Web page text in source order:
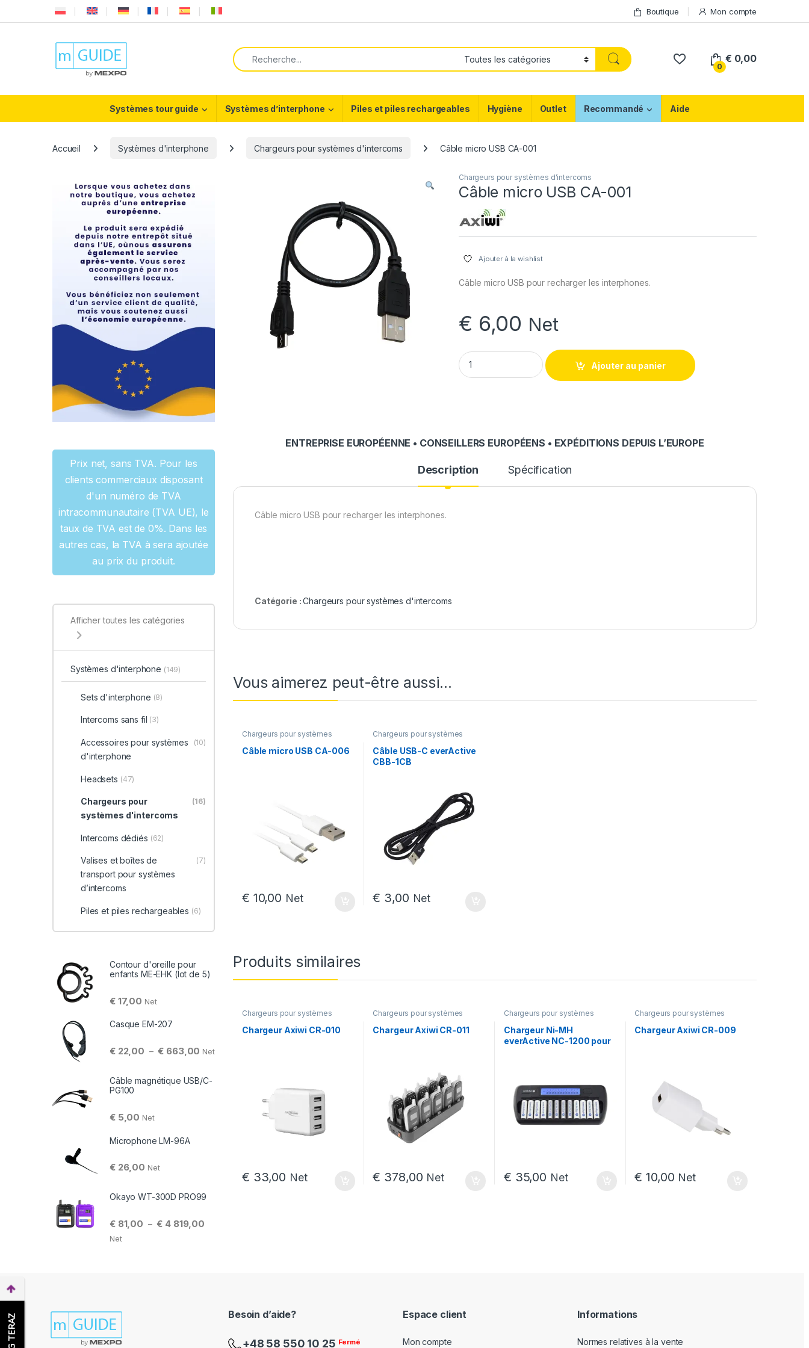
Boutique Mon compte
Search for:
0
€ 0,00
Systèmes tour guide Systèmes d’interphone Piles et piles rechargeables Hygiène Outlet Recommandé Aide
Accueil Systèmes d'interphone Chargeurs pour systèmes d'intercoms Câble micro USB CA-001
Chargeurs pour systèmes d'intercoms
Câble micro USB CA-001
Ajouter à la wishlist
Câble micro USB pour recharger les interphones.
€ 6,00 Net
Câble micro USB CA-001 quantity
Ajouter au panier
ENTREPRISE EUROPÉENNE • CONSEILLERS EUROPÉENS • EXPÉDITIONS DEPUIS L’EUROPE
Description Spécification
Câble micro USB pour recharger les interphones.
Catégorie :Chargeurs pour systèmes d'intercoms
Vous aimerez peut-être aussi…
Chargeurs pour systèmes
d'intercoms
Câble micro USB CA-006
€ 10,00 Net
Chargeurs pour systèmes
d'intercoms
Câble USB-C everActive
CBB-1CB
€ 3,00 Net
Produits similaires
Chargeurs pour systèmes
d'intercoms
Chargeur Axiwi CR-010
€ 33,00 Net
Chargeurs pour systèmes
d'intercoms
Chargeur Axiwi CR-011
€ 378,00 Net
Chargeurs pour systèmes
d'intercoms
Chargeurs
Chargeur Ni-MH
everActive NC-1200 pour
€ 35,00 Net
Chargeurs pour systèmes
d'intercoms
Chargeur Axiwi CR-009
€ 10,00 Net
Prix net, sans TVA. Pour les
clients commerciaux disposant
d'un numéro de TVA
intracommunautaire (TVA UE), le
taux de TVA est de 0%. Dans les
autres cas, la TVA à sera ajoutée
au prix du produit.
Afficher toutes les catégories
Systèmes d'interphone (149)
Sets d'interphone (8)
Intercoms sans fil (3)
Accessoires pour systèmes
d'interphone
(10)
Headsets (47)
Chargeurs pour
systèmes d'intercoms
(16)
Intercoms dédiés (62)
Valises et boîtes de
transport pour systèmes
d’intercoms
(7)
Piles et piles rechargeables (6)
Contour d'oreille pour
enfants ME-EHK (lot de 5)
€17,00 Net
Casque EM-207
€22,00 – € 663,00 Plage de prix : € 22,00 à € 663,00
Net
Câble magnétique USB/C-
PG100
€5,00 Net
Microphone LM-96A
€26,00 Net
Okayo WT-300D PRO99
€81,00 – € 4 819,00
Net
Besoin d’aide?
+48 58 550 10 25 Fermé
Espace client
Mon compte
Informations
Normes relatives à la vente